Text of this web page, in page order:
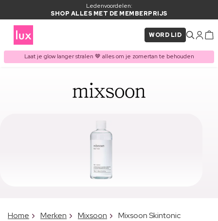
Ledenvoordelen:
SHOP ALLES MET DE MEMBERPRIJS
WORD LID
Laat je glow langer stralen 🤎 alles om je zomertan te behouden
Home Merken Mixsoon Mixsoon Skintonic